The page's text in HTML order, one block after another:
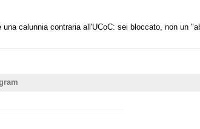
calunnia contraria all'UCoC: sei bloccato, non un